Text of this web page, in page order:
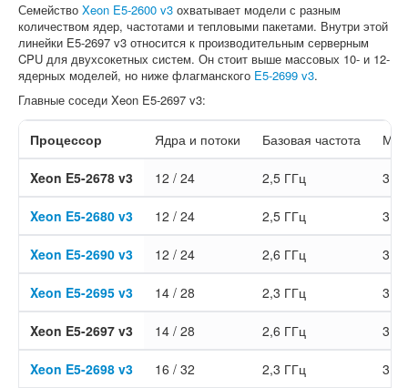
Семейство Xeon E5-2600 v3 охватывает модели с разным
количеством ядер, частотами и тепловыми пакетами. Внутри этой
линейки E5-2697 v3 относится к производительным серверным
CPU для двухсокетных систем. Он стоит выше массовых 10- и 12-
ядерных моделей, но ниже флагманского E5-2699 v3.
Главные соседи Xeon E5-2697 v3:
Процессор Ядра и потоки Базовая частота
Xeon E5-2678 v3 12 / 24 2,5 ГГц 3,3
Xeon E5-2680 v3 12 / 24 2,5 ГГц 3,3
Xeon E5-2690 v3 12 / 24 2,6 ГГц 3,5
Xeon E5-2695 v3 14 / 28 2,3 ГГц 3,3
Xeon E5-2697 v3 14 / 28 2,6 ГГц 3,6
Xeon E5-2698 v3 16 / 32 2,3 ГГц 3,6